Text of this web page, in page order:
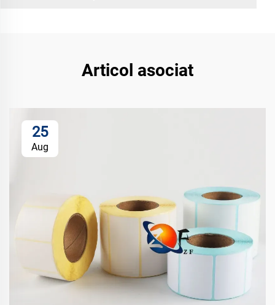
Articol asociat
25
Aug